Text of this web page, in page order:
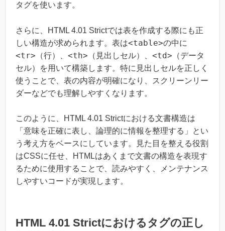
タグを使います。
さらに、HTML 4.01 Strictでは表を作成する際にも正
しい構造が求められます。表は<table>の中に
<tr> （行）、 <th> （見出しセル）、 <td> （データ
セル）を用いて構築します。特に見出しセルを正しく
使うことで、表の内容が明確になり、スクリーンリー
ダーなどでも理解しやすくなります。
このように、HTML 4.01 Strictにおける文書構造は
「意味を正確に表し、論理的に情報を整理する」とい
う考え方をベースにしています。見た目を整える役割
はCSSに任せ、HTMLはあくまで文書の構造を表現す
るために使用することで、読みやすく、メンテナンス
しやすいコードが実現します。
HTML 4.01 Strictにおけるタグの正し